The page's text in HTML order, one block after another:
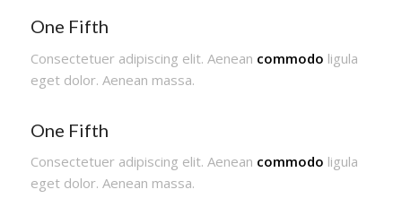
One Fifth
Consectetuer adipiscing elit. Aenean commodo ligula
eget dolor. Aenean massa.
One Fifth
Consectetuer adipiscing elit. Aenean commodo ligula
eget dolor. Aenean massa.